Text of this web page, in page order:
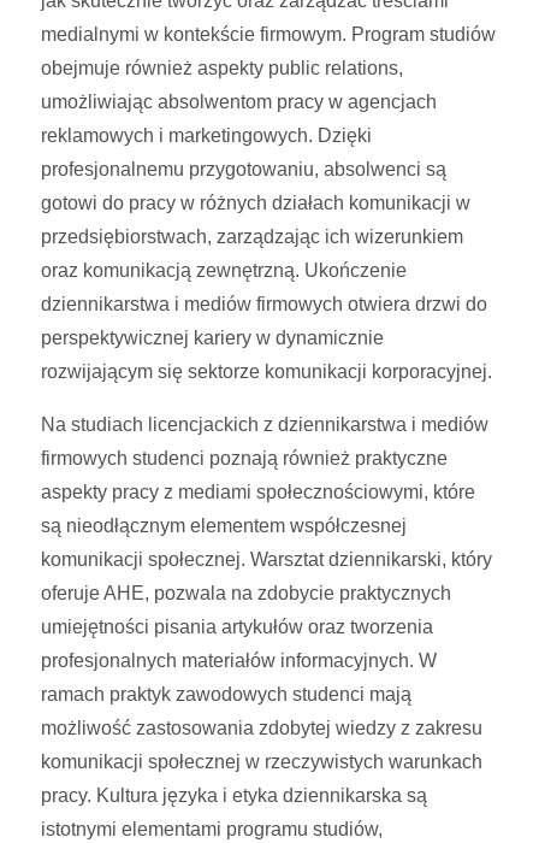
medialnymi w kontekście firmowym. Program studiów
obejmuje również aspekty public relations,
umożliwiając absolwentom pracy w agencjach
reklamowych i marketingowych. Dzięki
profesjonalnemu przygotowaniu, absolwenci są
gotowi do pracy w różnych działach komunikacji w
przedsiębiorstwach, zarządzając ich wizerunkiem
oraz komunikacją zewnętrzną. Ukończenie
dziennikarstwa i mediów firmowych otwiera drzwi do
perspektywicznej kariery w dynamicznie
rozwijającym się sektorze komunikacji korporacyjnej.
Na studiach licencjackich z dziennikarstwa i mediów
firmowych studenci poznają również praktyczne
aspekty pracy z mediami społecznościowymi, które
są nieodłącznym elementem współczesnej
komunikacji społecznej. Warsztat dziennikarski, który
oferuje AHE, pozwala na zdobycie praktycznych
umiejętności pisania artykułów oraz tworzenia
profesjonalnych materiałów informacyjnych. W
ramach praktyk zawodowych studenci mają
możliwość zastosowania zdobytej wiedzy z zakresu
komunikacji społecznej w rzeczywistych warunkach
pracy. Kultura języka i etyka dziennikarska są
istotnymi elementami programu studiów,